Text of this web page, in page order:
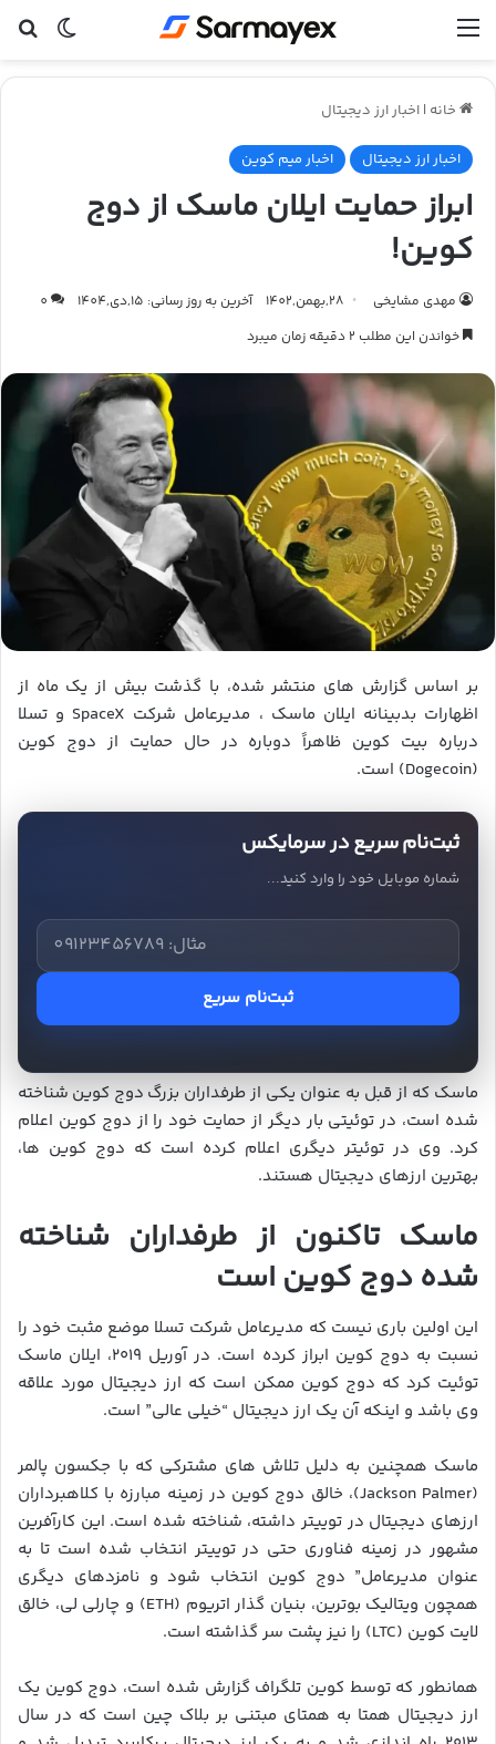
خانه | اخبار ارز دیجیتال
اخبار ارز دیجیتال اخبار میم کوین
ابراز حمایت ایلان ماسک از دوج
کوین!
مهدی مشایخی 28,بهمن,1402 آخرین به روز رسانی: 15,دی,1404
0
خواندن این مطلب 2 دقیقه زمان میبرد
بر اساس گزارش های منتشر شده، با گذشت بیش از یک ماه از
اظهارات بدبینانه ایلان ماسک ، مدیرعامل شرکت SpaceX و تسلا
درباره بیت کوین ظاهراً دوباره در حال حمایت از دوج کوین
(Dogecoin) است.
ثبت‌نام سریع در سرمایکس
شماره موبایل خود را وارد کنید...
ثبت‌نام سریع
ماسک که از قبل به عنوان یکی از طرفداران بزرگ دوج کوین شناخته
شده است، در توئیتی بار دیگر از حمایت خود را از دوج کوین اعلام
کرد. وی در توئیتر دیگری اعلام کرده است که دوج کوین ها،
بهترین ارزهای دیجیتال هستند.
ماسک تاکنون از طرفداران شناخته
شده دوج کوین است
این اولین باری نیست که مدیرعامل شرکت تسلا موضع مثبت خود را
نسبت به دوج کوین ابراز کرده است. در آوریل ۲۰۱۹، ایلان ماسک
توئیت کرد که دوج کوین ممکن است که ارز دیجیتال مورد علاقه
وی باشد و اینکه آن یک ارز دیجیتال “خیلی عالی” است.
ماسک همچنین به دلیل تلاش های مشترکی که با جکسون پالمر
(Jackson Palmer)، خالق دوج کوین در زمینه مبارزه با کلاهبرداران
ارزهای دیجیتال در توییتر داشته، شناخته شده است. این کارآفرین
مشهور در زمینه فناوری حتی در توییتر انتخاب شده است تا به
عنوان مدیرعامل” دوج کوین انتخاب شود و نامزدهای دیگری
همچون ویتالیک بوترین، بنیان گذار اتریوم (ETH) و چارلی لی، خالق
لایت کوین (LTC) را نیز پشت سر گذاشته است.
همانطور که توسط کوین تلگراف گزارش شده است، دوج کوین یک
ارز دیجیتال همتا به همتای مبتنی بر بلاک چین است که در سال